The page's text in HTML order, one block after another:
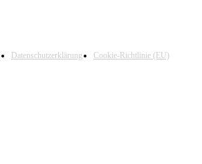
Datenschutzerklärung Cookie-Richtlinie (EU)